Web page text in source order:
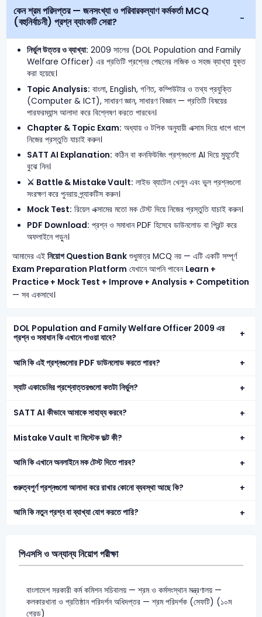
কেন শ্রম পরিদপ্তর — জনসংখ্যা ও পরিবারকল্যাণ কর্মকর্তা MCQ
(বহুনির্বাচনী) প্রশ্ন ব্যাংকটি সেরা?
নির্ভুল উত্তর ও ব্যাখ্যা: 2009 সালের (DOL Population and Family
Welfare Officer) এর প্রতিটি প্রশ্নের পেছনের লজিক ও সহজ ব্যাখ্যা যুক্ত
করা হয়েছে।
Topic Analysis: বাংলা, English, গণিত, কম্পিউটার ও তথ্য প্রযুক্তি
(Computer & ICT), সাধারণ জ্ঞান, সাধারণ বিজ্ঞান — প্রতিটি বিষয়ের
পারফরম্যান্স আলাদা করে বিশ্লেষণ করতে পারবেন।
Chapter & Topic Exam: অধ্যায় ও টপিক অনুযায়ী এক্সাম দিয়ে ধাপে ধাপে
নিজের প্রস্তুতি যাচাই করুন।
SATT AI Explanation: কঠিন বা কনফিউজিং প্রশ্নগুলো AI দিয়ে মুহূর্তেই
বুঝে নিন।
⚔️ Battle & Mistake Vault: লাইভ ব্যাটেল খেলুন এবং ভুল প্রশ্নগুলো
সংরক্ষণ করে পুনরায় প্র্যাকটিস করুন।
Mock Test: রিয়েল এক্সামের মতো মক টেস্ট দিয়ে নিজের প্রস্তুতি যাচাই করুন।
PDF Download: প্রশ্ন ও সমাধান PDF হিসেবে ডাউনলোড বা প্রিন্ট করে
অফলাইনে পড়ুন।
আমাদের এই নিয়োগ Question Bankশুধুমাত্র MCQ নয় — এটি একটি সম্পূর্ণ
Exam Preparation Platform যেখানে আপনি পাবেন Learn +
Practice + Mock Test + Improve + Analysis + Competition
— সব একসাথে।
DOL Population and Family Welfare Officer 2009 এর
প্রশ্ন ও সমাধান কি এখানে পাওয়া যাবে?
আমি কি এই প্রশ্নগুলোর PDF ডাউনলোড করতে পারব?
স্যাট একাডেমির প্রশ্নোত্তরগুলো কতটা নির্ভুল?
SATT AI কীভাবে আমাকে সাহায্য করবে?
Mistake Vault বা মিস্টেক ভল্ট কী?
আমি কি এখানে অনলাইনে মক টেস্ট দিতে পারব?
গুরুত্বপূর্ণ প্রশ্নগুলো আলাদা করে রাখার কোনো ব্যবস্থা আছে কি?
আমি কি নতুন প্রশ্ন বা ব্যাখ্যা যোগ করতে পারি?
পিএসসি ও অন্যান্য নিয়োগ পরীক্ষা
বাংলাদেশ সরকারী কর্ম কমিশন সচিবালয় — শ্রম ও কর্মসংস্থান মন্ত্রণালয় —
কলকারখানা ও প্রতিষ্ঠান পরিদর্শন অধিদপ্তর — শ্রম পরিদর্শক (সেফটি) (১০ম
গ্রেড)